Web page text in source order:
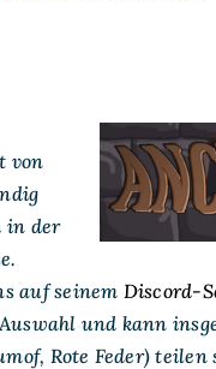
von
in der
auf seinem Discord-
und kann
Rote Feder)